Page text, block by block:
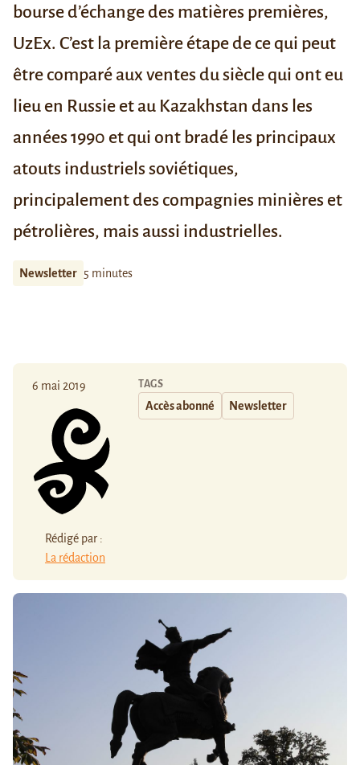
bourse d’échange des matières premières,
UzEx. C’est la première étape de ce qui peut
être comparé aux ventes du siècle qui ont eu
lieu en Russie et au Kazakhstan dans les
années 1990 et qui ont bradé les principaux
atouts industriels soviétiques,
principalement des compagnies minières et
pétrolières, mais aussi industrielles.
Newsletter 5 minutes
6 mai 2019
Rédigé par :
La rédaction
TAGS
Accès abonné Newsletter